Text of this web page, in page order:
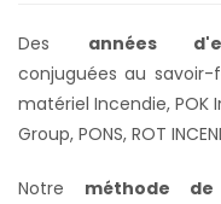
Des années
conjuguées au
matériel Incendie, POK
Group, PONS, ROT
Notre méthode